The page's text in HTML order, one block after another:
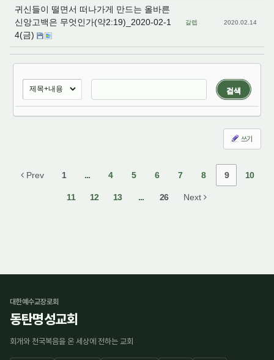
귀신들이 떨면서 떠나가게 만드는 올바른
신앙고백은 무엇인가(약2:19)_2020-02-1
4(금)
갈렙 2020.02.14
검색
쓰기
Prev 1 ... 4 5 6 7 8 9 10
11 12 13 ... 26 Next
대한예수교장로회
동탄명성교회
회개와 천국복음을 온 세상에 전하는 교회